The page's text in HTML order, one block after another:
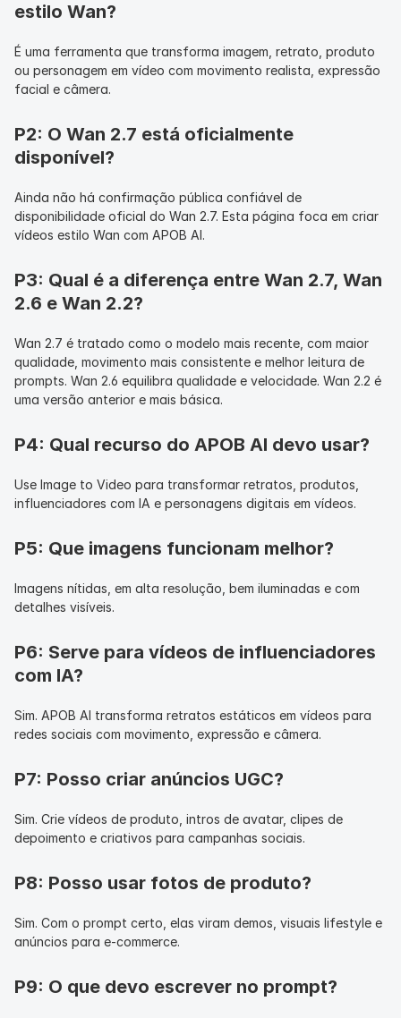
estilo Wan?
É uma ferramenta que transforma imagem, retrato, produto
ou personagem em vídeo com movimento realista, expressão
facial e câmera.
P2: O Wan 2.7 está oficialmente
disponível?
Ainda não há confirmação pública confiável de
disponibilidade oficial do Wan 2.7. Esta página foca em criar
vídeos estilo Wan com APOB AI.
P3: Qual é a diferença entre Wan 2.7, Wan
2.6 e Wan 2.2?
Wan 2.7 é tratado como o modelo mais recente, com maior
qualidade, movimento mais consistente e melhor leitura de
prompts. Wan 2.6 equilibra qualidade e velocidade. Wan 2.2 é
uma versão anterior e mais básica.
P4: Qual recurso do APOB AI devo usar?
Use Image to Video para transformar retratos, produtos,
influenciadores com IA e personagens digitais em vídeos.
P5: Que imagens funcionam melhor?
Imagens nítidas, em alta resolução, bem iluminadas e com
detalhes visíveis.
P6: Serve para vídeos de influenciadores
com IA?
Sim. APOB AI transforma retratos estáticos em vídeos para
redes sociais com movimento, expressão e câmera.
P7: Posso criar anúncios UGC?
Sim. Crie vídeos de produto, intros de avatar, clipes de
depoimento e criativos para campanhas sociais.
P8: Posso usar fotos de produto?
Sim. Com o prompt certo, elas viram demos, visuais lifestyle e
anúncios para e-commerce.
P9: O que devo escrever no prompt?